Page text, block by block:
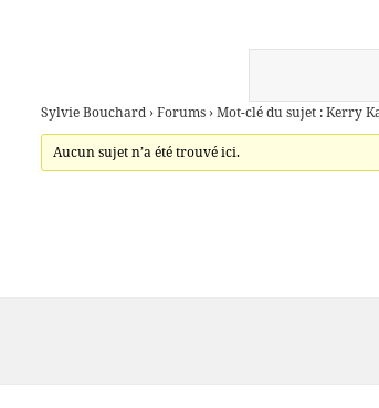
Sylvie Bouchard ›Forums ›Mot-clé du sujet : Kerry
Aucun sujet n’a été trouvé ici.